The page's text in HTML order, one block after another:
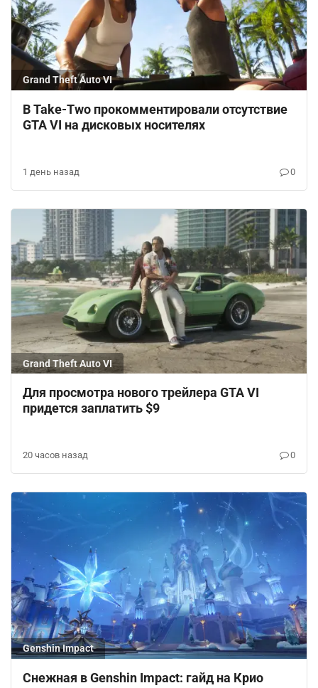
Grand Theft Auto VI
В Take-Two прокомментировали отсутствие
GTA VI на дисковых носителях
1 день назад 0
Grand Theft Auto VI
Для просмотра нового трейлера GTA VI
придется заплатить $9
20 часов назад 0
Genshin Impact
Снежная в Genshin Impact: гайд на Крио